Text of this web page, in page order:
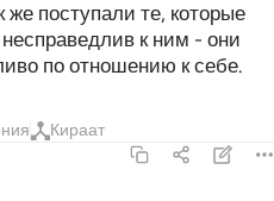
же поступали те, которые
к ним - они
по отношению к себе.
Кираат